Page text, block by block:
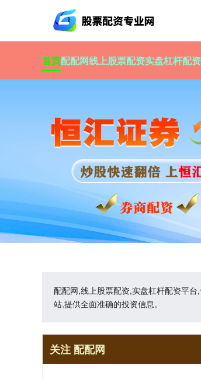
首页配配网线上股票配资实盘杠杆配
配配网,线上股票配资,实盘杠杆配资平
站,提供全面准确的投资信息。
关注 配配网